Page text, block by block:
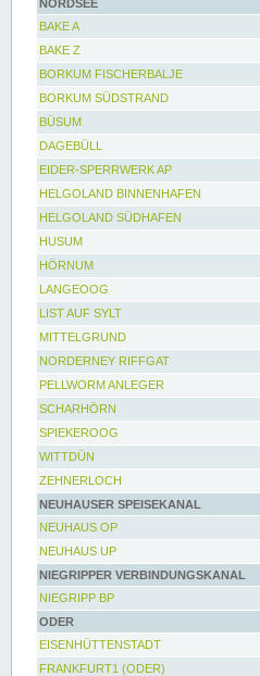
NORDSEE
BAKE A
BAKE Z
BORKUM FISCHERBALJE
BORKUM SÜDSTRAND
BÜSUM
DAGEBÜLL
EIDER-SPERRWERK AP
HELGOLAND BINNENHAFEN
HELGOLAND SÜDHAFEN
HUSUM
HÖRNUM
LANGEOOG
LIST AUF SYLT
MITTELGRUND
NORDERNEY RIFFGAT
PELLWORM ANLEGER
SCHARHÖRN
SPIEKEROOG
WITTDÜN
ZEHNERLOCH
NEUHAUSER SPEISEKANAL
NEUHAUS OP
NEUHAUS UP
NIEGRIPPER VERBINDUNGSKANAL
NIEGRIPP BP
ODER
EISENHÜTTENSTADT
FRANKFURT1 (ODER)